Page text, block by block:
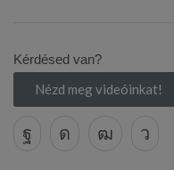
Kérdésed van?
Nézd meg videóinkat!